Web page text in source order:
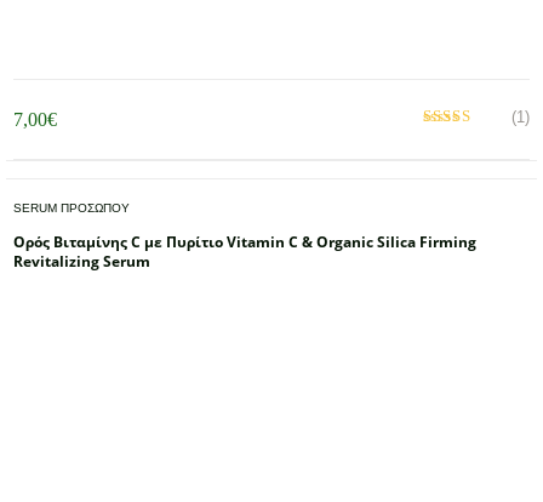
7,00€ (1)
SERUM ΠΡΟΣΩΠΟΥ
Ορός Βιταμίνης C με Πυρίτιο Vitamin C & Organic Silica Firming
Revitalizing Serum